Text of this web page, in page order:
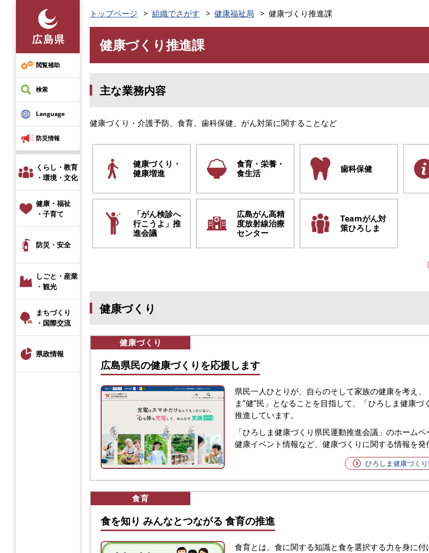
先
頭
で
す
。
閲覧補助
検索
Language
防災情報
くらし・教育
・環境・文化
健康・福祉
・子育て
防災・安全
しごと・産業
・観光
まちづくり
・国際交流
県政情報
トップページ 組織でさがす 健康福祉局 健康づくり推進課
健康づくり推進課
主な業務内容
健康づくり・介護予防、食育、歯科保健、がん対策に関することなど
健康づくり・
健康増進
食育・栄養・
食生活
歯科保健
「がん検診へ
行こうよ」推
進会議
広島がん高精
度放射線治療
センター
Teamがん対
策ひろしま
健康づくり
健康づくり
広島県民の健康づくりを応援します
県民一人ひとりが、自らのそして家族の健康を考え、
ま”健”民」となることを目指して、「ひろしま健康づ
推進しています。
「ひろしま健康づくり県民運動推進会議」のホーム
健康イベント情報など、健康づくりに関する情報を発
ひろしま健康づく
食育
食を知り みんなとつながる 食育の推進
食育とは、食に関する知識と食を選択する力を身に